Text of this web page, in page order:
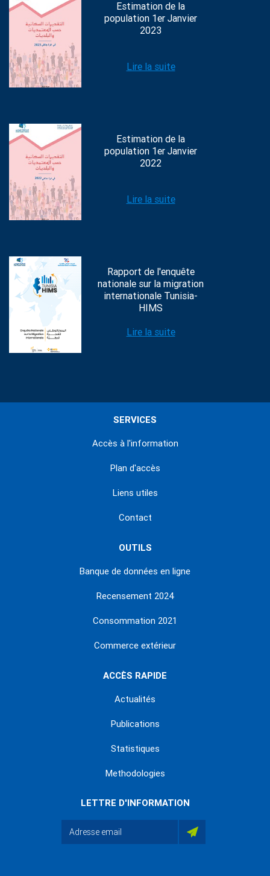
Estimation de la
population 1er Janvier
2023
Lire la suite
Estimation de la
population 1er Janvier
2022
Lire la suite
Rapport de l'enquête
nationale sur la migration
internationale Tunisia-
HIMS
Lire la suite
SERVICES
Accès à l'information
Plan d'accès
Liens utiles
Contact
OUTILS
Banque de données en ligne
Recensement 2024
Consommation 2021
Commerce extérieur
ACCÈS RAPIDE
Actualités
Publications
Statistiques
Methodologies
LETTRE D'INFORMATION